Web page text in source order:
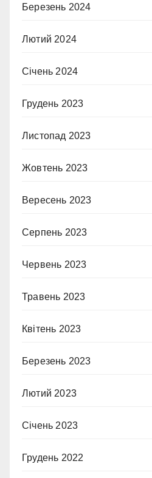
Березень 2024
Лютий 2024
Січень 2024
Грудень 2023
Листопад 2023
Жовтень 2023
Вересень 2023
Серпень 2023
Червень 2023
Травень 2023
Квітень 2023
Березень 2023
Лютий 2023
Січень 2023
Грудень 2022